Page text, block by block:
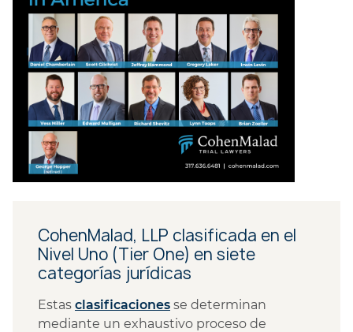
CohenMalad, LLP clasificada en el
Nivel Uno (Tier One) en siete
categorías jurídicas
Estas clasificaciones se determinan
mediante un exhaustivo proceso de